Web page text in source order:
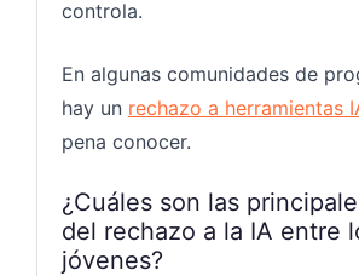
controla.
En algunas comunidades de
hay un rechazo a herramientas
pena conocer.
¿Cuáles son las
del rechazo a la IA entre
jóvenes?